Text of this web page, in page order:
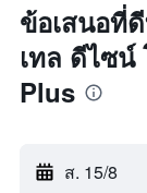
ข้อเสนอที่
เทล ดีไซน์
Plus
ส. 15/8